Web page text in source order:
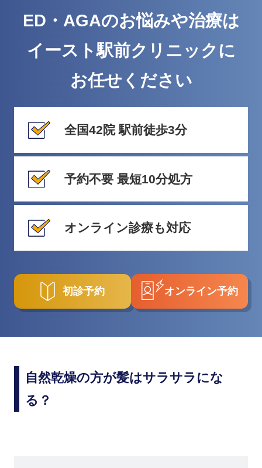
ED・AGAのお悩みや治療は
イースト駅前クリニックに
お任せください
全国42院 駅前徒歩3分
予約不要 最短10分処方
オンライン診療も対応
初診予約 オンライン予約
自然乾燥の方が髪はサラサラにな
る？